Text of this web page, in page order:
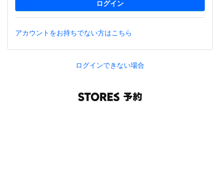
アカウントをお持ちでない方はこちら
ログインできない場合